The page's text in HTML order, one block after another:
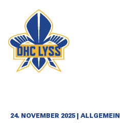
schliessen
CLUB
GESCHICHTE
24. NOVEMBER 2025 | ALLGEMEIN